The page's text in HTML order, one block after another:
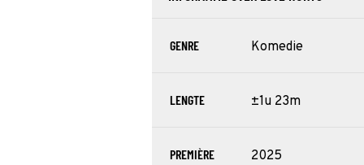
GENRE Komedie
LENGTE ±1u 23m
PREMIÈRE 2025